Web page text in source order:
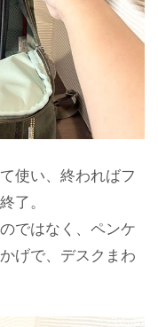
使い、終わればフ
了。
ではなく、ペンケ
げで、デスクまわ